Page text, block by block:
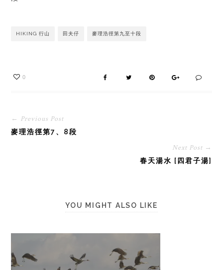
HIKING 行山 田夫仔 麥理浩徑第九至十段
0
← Previous Post
麥理浩徑第7、8段
Next Post →
春天湯水 [四君子湯]
YOU MIGHT ALSO LIKE